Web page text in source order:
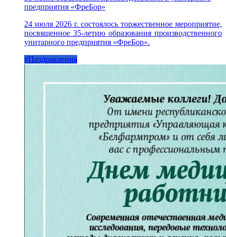
предприятия «ФреБор»
24 июля 2026 г. состоялось торжественное мероприятие,
посвященное 35-летию образования производственного
унитарного предприятия «ФреБор».
#Поздравления